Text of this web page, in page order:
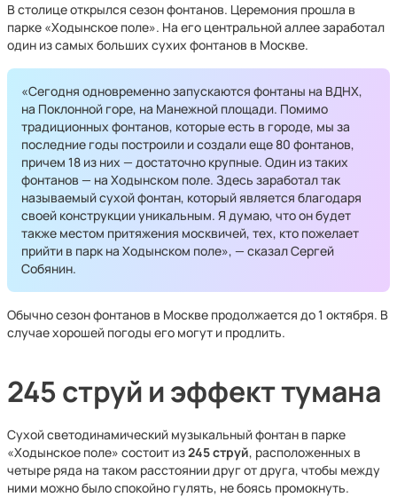
В столице открылся сезон фонтанов. Церемония прошла в
парке «Ходынское поле». На его центральной аллее заработал
один из самых больших сухих фонтанов в Москве.
«Сегодня одновременно запускаются фонтаны на ВДНХ,
на Поклонной горе, на Манежной площади. Помимо
традиционных фонтанов, которые есть в городе, мы за
последние годы построили и создали еще 80 фонтанов,
причем 18 из них — достаточно крупные. Один из таких
фонтанов — на Ходынском поле. Здесь заработал так
называемый сухой фонтан, который является благодаря
своей конструкции уникальным. Я думаю, что он будет
также местом притяжения москвичей, тех, кто пожелает
прийти в парк на Ходынском поле», — сказал Сергей
Собянин.
Обычно сезон фонтанов в Москве продолжается до 1 октября. В
случае хорошей погоды его могут и продлить.
245 струй и эффект тумана
Сухой светодинамический музыкальный фонтан в парке
«Ходынское поле» состоит из245 струй, расположенных в
четыре ряда на таком расстоянии друг от друга, чтобы между
ними можно было спокойно гулять, не боясь промокнуть.